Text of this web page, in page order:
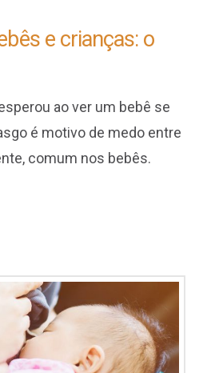
e crianças: o
ao ver um bebê se
é motivo de medo entre
comum nos bebês.